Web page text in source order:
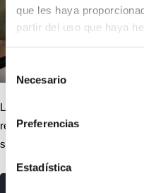
que les haya
partir del uso que haya
Selección
de Necesario
Preferencias
Estadística
La valoración de acciones y
realizarse por su valor teórico,
según nos indica el artículo…